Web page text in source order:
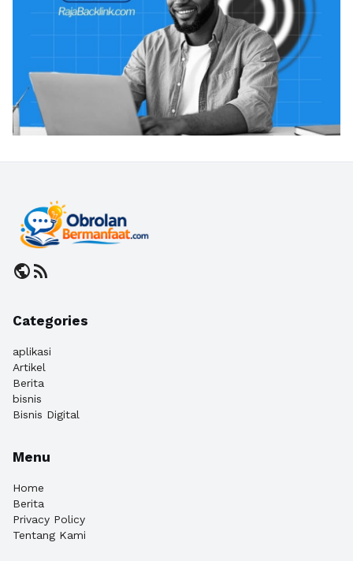
publicrss_feed
Categories
aplikasi
Artikel
Berita
bisnis
Bisnis Digital
Menu
Home
Berita
Privacy Policy
Tentang Kami